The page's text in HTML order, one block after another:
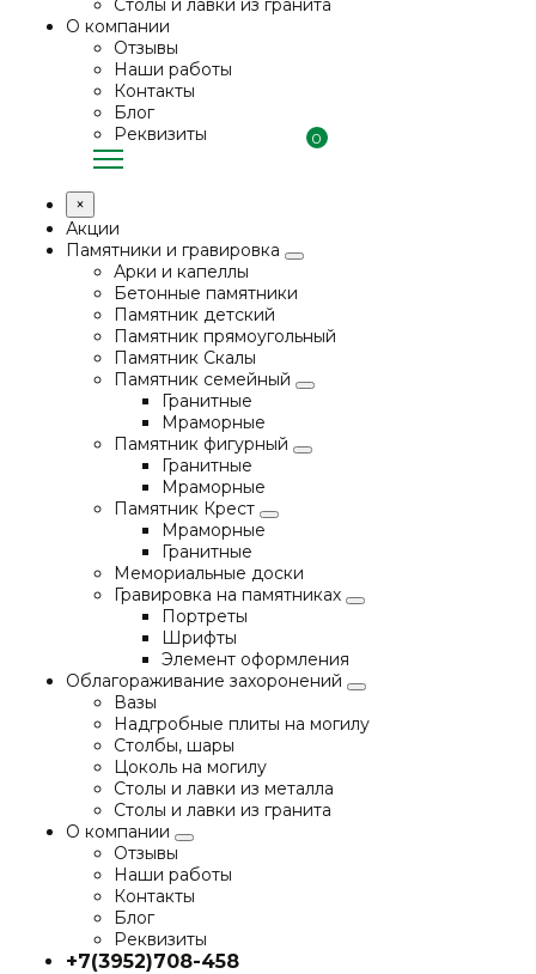
Столы и лавки из гранита
О компании
Отзывы
Наши работы
Контакты
Блог
Реквизиты
0
×
Акции
Памятники и гравировка
Арки и капеллы
Бетонные памятники
Памятник детский
Памятник прямоугольный
Памятник Скалы
Памятник семейный
Гранитные
Мраморные
Памятник фигурный
Гранитные
Мраморные
Памятник Крест
Мраморные
Гранитные
Мемориальные доски
Гравировка на памятниках
Портреты
Шрифты
Элемент оформления
Облагораживание захоронений
Вазы
Надгробные плиты на могилу
Столбы, шары
Цоколь на могилу
Столы и лавки из металла
Столы и лавки из гранита
О компании
Отзывы
Наши работы
Контакты
Блог
Реквизиты
+7(3952)708-458